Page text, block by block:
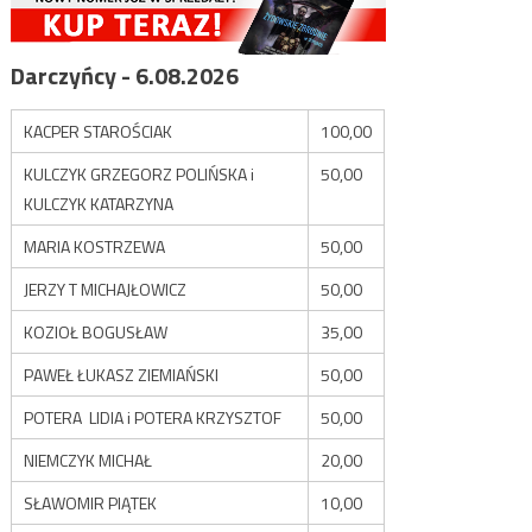
Darczyńcy - 6.08.2026
KACPER STAROŚCIAK
100,00
KULCZYK GRZEGORZ POLIŃSKA i
KULCZYK KATARZYNA
50,00
MARIA KOSTRZEWA
50,00
JERZY T MICHAJŁOWICZ
50,00
KOZIOŁ BOGUSŁAW
35,00
PAWEŁ ŁUKASZ ZIEMIAŃSKI
50,00
POTERA LIDIA i POTERA KRZYSZTOF
50,00
NIEMCZYK MICHAŁ
20,00
SŁAWOMIR PIĄTEK
10,00